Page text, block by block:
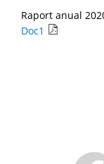
Raport anual
Doc1